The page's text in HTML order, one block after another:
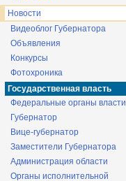
Новости
Видеоблог Губернатора
Объявления
Конкурсы
Фотохроника
Государственная власть
Федеральные органы власти
Губернатор
Вице-губернатор
Заместители Губернатора
Администрация области
Органы исполнительной